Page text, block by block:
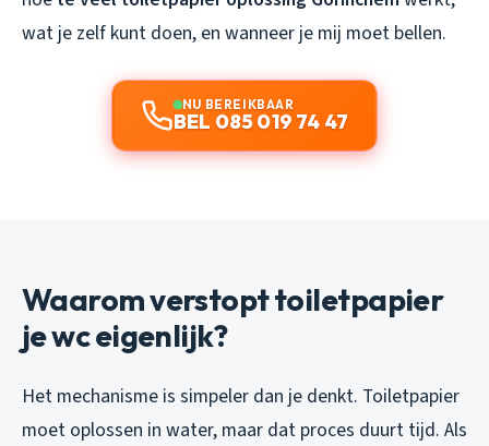
wat je zelf kunt doen, en wanneer je mij moet bellen.
NU BEREIKBAAR
BEL 085 019 74 47
Waarom verstopt toiletpapier
je wc eigenlijk?
Het mechanisme is simpeler dan je denkt. Toiletpapier
moet oplossen in water, maar dat proces duurt tijd. Als